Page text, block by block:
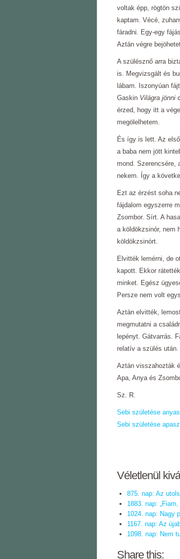
voltak épp, rögtön
kaptam. Vécé,
fáradni. Egy-egy
Aztán végre
A szülésznő arra
is. Megvizsgált és
lábam. Iszonyúan
Gaskin Világra jönni
érzed, hogy itt a
megölelhetem.
És így is lett. Az
a baba nem jött
mond. Szerencsére,
nekem. Így a
Ezt az érzést soha
fájdalom egyszerre
Zsombor. Sírt. A
a köldökzsinór, nem
köldökzsinórt.
Elvitték lemérni, de
kapott. Ekkor
minket. Egész
Persze nem volt
Aztán elvitték,
megmutatni a
lepényt. Gátvarrás.
relatív a szülés után.
Aztán visszahozták
Apa, Anya és
Sz. R.
Sebi születése
Sebi születése
Véletlenül
875. nap: Az
1883. nap:
1024. nap: Nagy
1167. nap: Az
1098. nap: Nem
Share this: